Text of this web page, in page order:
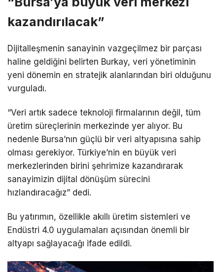
kazandırılacak”
Dijitalleşmenin sanayinin vazgeçilmez bir parçası
haline geldiğini belirten Burkay, veri yönetiminin
yeni dönemin en stratejik alanlarından biri olduğunu
vurguladı.
“Veri artık sadece teknoloji firmalarının değil, tüm
üretim süreçlerinin merkezinde yer alıyor. Bu
nedenle Bursa’nın güçlü bir veri altyapısına sahip
olması gerekiyor. Türkiye’nin en büyük veri
merkezlerinden birini şehrimize kazandırarak
sanayimizin dijital dönüşüm sürecini
hızlandıracağız” dedi.
Bu yatırımın, özellikle akıllı üretim sistemleri ve
Endüstri 4.0 uygulamaları açısından önemli bir
altyapı sağlayacağı ifade edildi.